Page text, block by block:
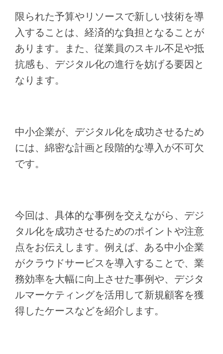
限られた予算やリソースで新しい技術を導
入することは、経済的な負担となることが
あります。また、従業員のスキル不足や抵
抗感も、デジタル化の進行を妨げる要因と
なります。
中小企業が、デジタル化を成功させるため
には、綿密な計画と段階的な導入が不可欠
です。
今回は、具体的な事例を交えながら、デジ
タル化を成功させるためのポイントや注意
点をお伝えします。例えば、ある中小企業
がクラウドサービスを導入することで、業
務効率を大幅に向上させた事例や、デジタ
ルマーケティングを活用して新規顧客を獲
得したケースなどを紹介します。